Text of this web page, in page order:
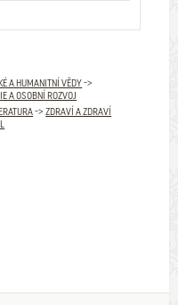
A HUMANITNÍ VĚDY->
A OSOBNÍ ROZVOJ
->ZDRAVÍ A ZDRAVÍ